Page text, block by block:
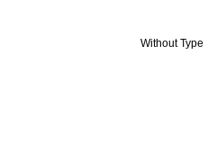
Without Type